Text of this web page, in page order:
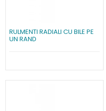
RULMENTI RADIALI CU BILE PE
UN RAND